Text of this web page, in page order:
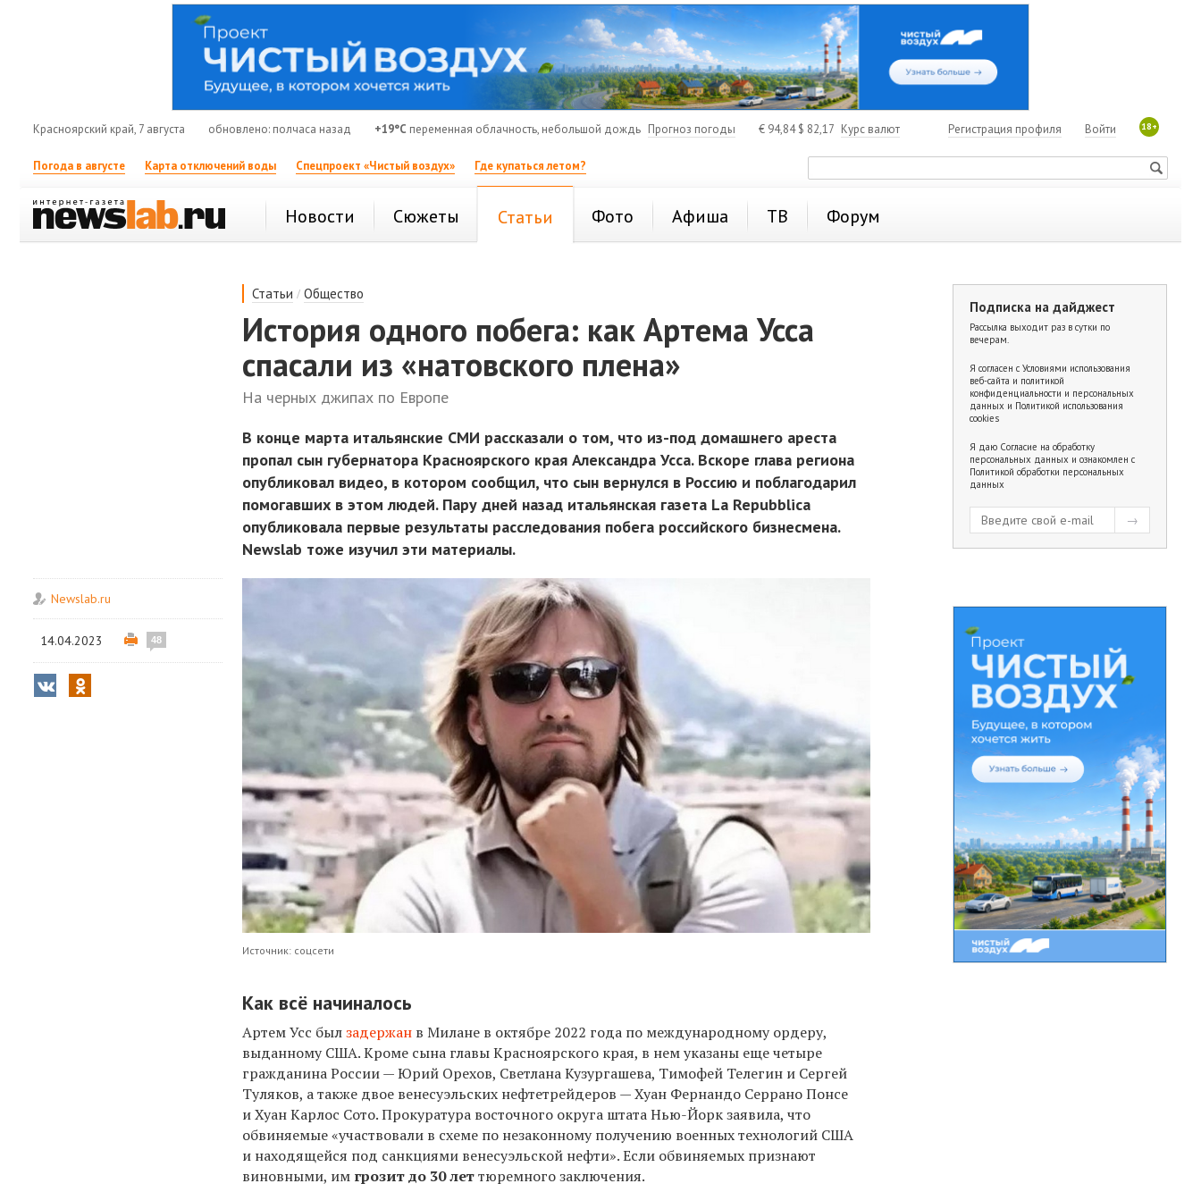
Красноярский край, 7 августа обновлено: полчаса назад +19°C переменная облачность, небольшой дождь Прогноз погоды € 94,84$ 82,17 Курс валют 18+
Войти
Регистрация профиля
Погода в августе Карта отключений воды Спецпроект «Чистый воздух» Где купаться летом?
Новости Сюжеты Статьи Фото Афиша ТВ Форум
Статьи /Общество
История одного побега: как Артема Усса
спасали из «натовского плена»
На черных джипах по Европе
В конце марта итальянские СМИ рассказали о том, что из-под домашнего ареста
пропал сын губернатора Красноярского края Александра Усса. Вскоре глава региона
опубликовал видео, в котором сообщил, что сын вернулся в Россию и поблагодарил
помогавших в этом людей. Пару дней назад итальянская газета La Repubblica
опубликовала первые результаты расследования побега российского бизнесмена.
Newslab тоже изучил эти материалы.
Newslab.ru
14.04.2023 48
Источник: соцсети
Как всё начиналось
Артем Усс былзадержан в Милане в октябре 2022 года по международному ордеру,
выданному США. Кроме сына главы Красноярского края, в нем указаны еще четыре
гражданина России — Юрий Орехов, Светлана Кузургашева, Тимофей Телегин и Сергей
Туляков, а также двое венесуэльских нефтетрейдеров — Хуан Фернандо Серрано Понсе
и Хуан Карлос Сото. Прокуратура восточного округа штата Нью-Йорк заявила, что
обвиняемые «участвовали в схеме по незаконному получению военных технологий США
и находящейся под санкциями венесуэльской нефти». Если обвиняемых признают
виновными, им грозит до 30 леттюремного заключения.
Подписка на дайджест
Рассылка выходит раз в сутки по
вечерам.
Я согласен с Условиями использования
веб-сайта и политикой
конфиденциальности и персональных
данных и Политикой использования
cookies
Я даю Согласие на обработку
персональных данных и ознакомлен с
Политикой обработки персональных
данных